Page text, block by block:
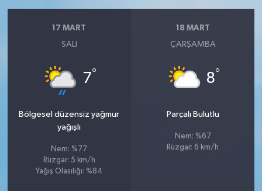
17 MART
SALI
7°
Bölgesel düzensiz yağmur
yağışlı
Nem: %77
Rüzgar: 5 km/h
Yağış Olasılığı: %84
18 MART
ÇARŞAMBA
8°
Parçalı Bulutlu
Nem: %67
Rüzgar: 6 km/h